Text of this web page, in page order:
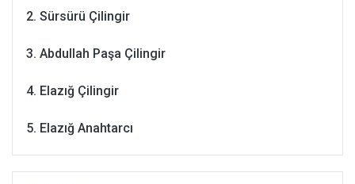
Sürsürü Çilingir
Abdullah Paşa Çilingir
Elazığ Çilingir
Elazığ Anahtarcı